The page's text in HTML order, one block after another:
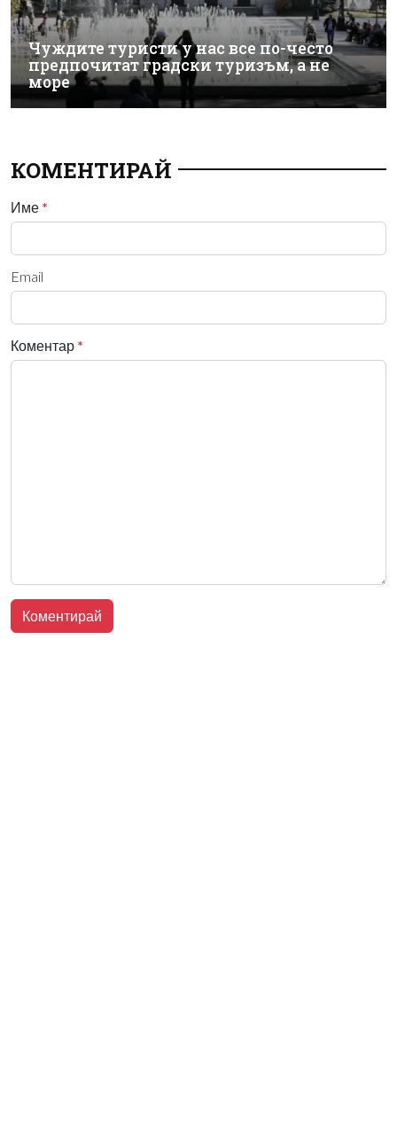
Чуждите туристи у нас все по-често
предпочитат градски туризъм, а не
море
КОМЕНТИРАЙ
Име *
Email
Коментар *